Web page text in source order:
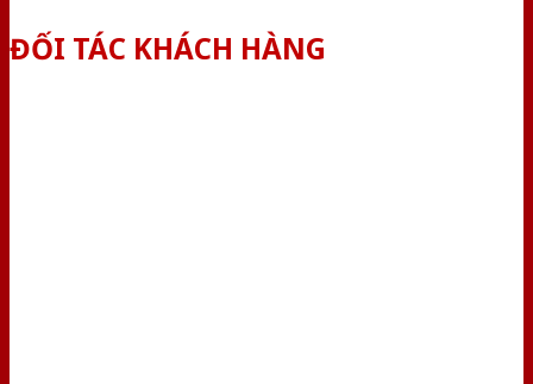
ĐỐI TÁC KHÁCH HÀNG